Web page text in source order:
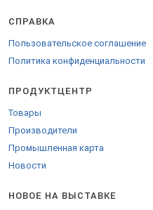
представителем в своем
СПРАВКА
Пользовательское соглашение
Политика конфиденциальности
ПРОДУКТЦЕНТР
Товары
Производители
Промышленная карта
Новости
НОВОЕ НА ВЫСТАВКЕ